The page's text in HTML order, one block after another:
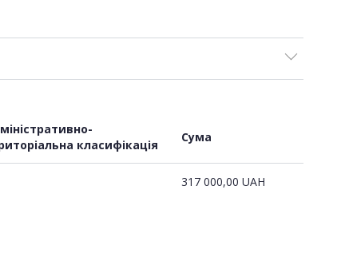
класифікація
Сума
317 000,00 UAH